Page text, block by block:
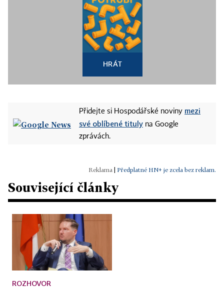
HRÁT
Přidejte si Hospodářské noviny mezi
své oblíbené tituly na Google
zprávách.
Předplatné HN+ je zcela bez reklam.
Související články
ROZHOVOR